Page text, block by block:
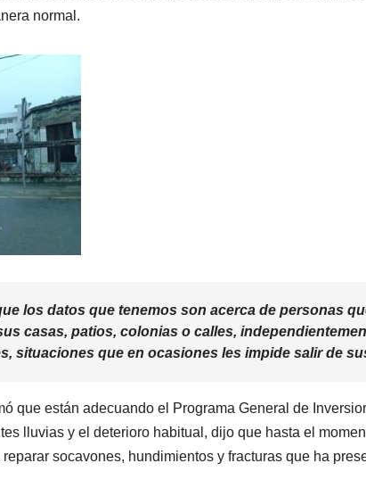
normal.
los datos que tenemos son acerca de personas
casas, patios, colonias o calles,
situaciones que en ocasiones les impide salir de
que están adecuando el Programa General de
lluvias y el deterioro habitual, dijo que hasta el
socavones, hundimientos y fracturas que ha